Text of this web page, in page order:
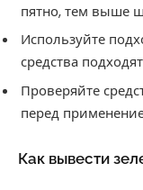
пятно, тем выше
Используйте
средства
Проверяйте
перед
Как вывести